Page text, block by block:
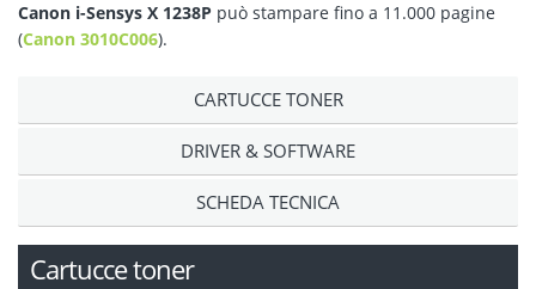
Canon i-Sensys X 1238P può stampare fino a 11.000 pagine
(Canon 3010C006).
CARTUCCE TONER
DRIVER & SOFTWARE
SCHEDA TECNICA
Cartucce toner